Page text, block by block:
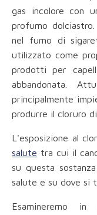
gas incolore con
profumo
nel fumo di
utilizzato come
prodotti per
abbandonata.
principalmente
produrre il cloruro
L'esposizione al
salute tra cui il
su questa
salute e su dove si
Esamineremo